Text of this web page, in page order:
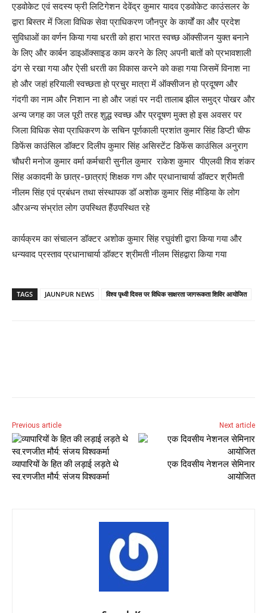
एडवोकेट एवं सदस्य फ्री लिटिगेशन देवेंद्र कुमार यादव एडवोकेट काउंसलर के
द्वारा बिस्तर में जिला विधिक सेवा प्राधिकरण जौनपुर के कार्यों का और प्रदेश
सुविधाओं का वर्णन किया गया धरती को हारा भारत स्वच्छ ऑक्सीजन युक्त बनाने
के लिए और कार्बन डाइऑक्साइड काम करने के लिए अपनी बातों को प्रभावशाली
ढंग से रखा गया और ऐसी धरती का विकास करने को कहा गया जिसमें विनाश ना
हो और जहां हरियाली स्वच्छता हो प्रचुर मात्रा में ऑक्सीजन हो प्रदूषण और
गंदगी का नाम और निशान ना हो और जहां पर नदी तालाब झील समुद्र पोखर और
अन्य जगह का जल पूरी तरह शुद्ध स्वच्छ और प्रदूषण मुक्त हो इस अवसर पर
जिला विधिक सेवा प्राधिकरण के सचिन पूर्णकाली प्रशांत कुमार सिंह डिप्टी चीफ
डिफेंस काउंसिल डॉक्टर दिलीप कुमार सिंह असिस्टेंट डिफेंस काउंसिल अनुराग
चौधरी मनोज कुमार वर्मा कर्मचारी सुनील कुमार राकेश कुमार पीएलवी शिव शंकर
सिंह अकादमी के छात्र-छात्राएं शिक्षक गण और प्रधानाचार्या डॉक्टर श्रीमती
नीलम सिंह एवं प्रबंधन तथा संस्थापक डॉ अशोक कुमार सिंह मीडिया के लोग
औरअन्य संभ्रांत लोग उपस्थित हैंउपस्थित रहे
कार्यक्रम का संचालन डॉक्टर अशोक कुमार सिंह रघुवंशी द्वारा किया गया और
धन्यवाद प्रस्ताव प्रधानाचार्या डॉक्टर श्रीमती नीलम सिंहद्वारा किया गया
TAGS JAUNPUR NEWS विश्व पृथ्वी दिवस पर विधिक साक्षरता जागरूकता शिविर आयोजित
Previous article
व्यापारियों के हित की लड़ाई लड़ते थे
स्व.रणजीत मौर्य: संजय विश्वकर्मा
Next article
एक दिवसीय नेशनल सेमिनार
आयोजित